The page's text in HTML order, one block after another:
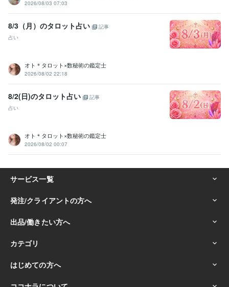
2026/08/03 07:03
8/3（月）のタロット占い
記事
占い
オト＊タロット×数秘術の鑑定士
2026/08/02 22:18
8/2(日)のタロット占い
記事
占い
オト＊タロット×数秘術の鑑定士
2026/08/02 00:07